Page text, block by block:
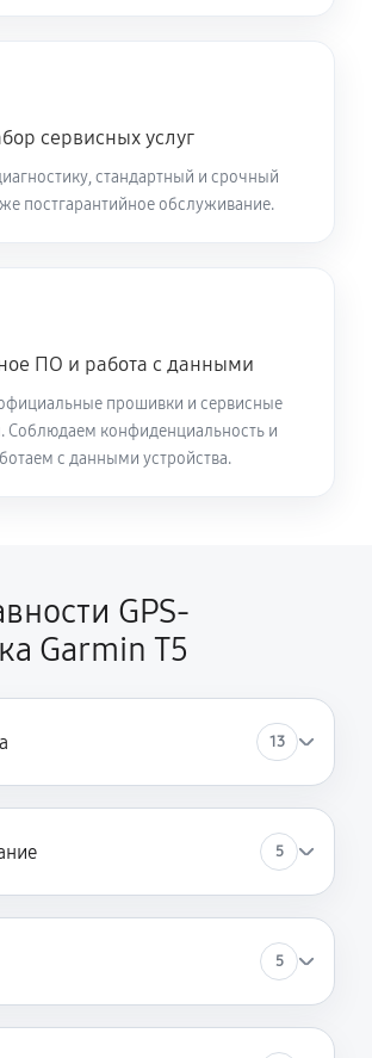
сервисных услуг
стандартный и срочный
постгарантийное обслуживание.
ПО и работа с данными
прошивки и сервисные
Соблюдаем конфиденциальность и
с данными устройства.
GPS-
Garmin T5
13
5
5